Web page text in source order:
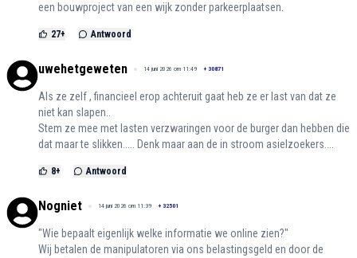
een bouwproject van een wijk zonder parkeerplaatsen.
27+ Antwoord
uwehetgeweten 14 juni 2026 om 11:49 + 30871
Als ze zelf , financieel erop achteruit gaat heb ze er last van dat ze
niet kan slapen..
Stem ze mee met lasten verzwaringen voor de burger dan hebben die
dat maar te slikken..... Denk maar aan de in stroom asielzoekers....
8+ Antwoord
Nogniet 14 juni 2026 om 11:39 + 32501
"Wie bepaalt eigenlijk welke informatie we online zien?"
Wij betalen de manipulatoren via ons belastingsgeld en door de